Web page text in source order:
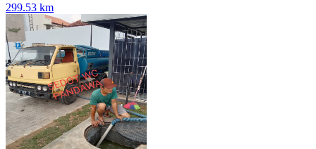
299.53 km